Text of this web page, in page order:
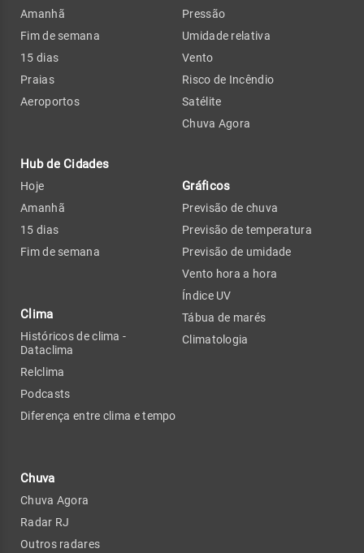
Amanhã
Fim de semana
15 dias
Praias
Aeroportos
Hub de Cidades
Hoje
Amanhã
15 dias
Fim de semana
Clima
Históricos de clima -
Dataclima
Relclima
Podcasts
Diferença entre clima e tempo
Chuva
Chuva Agora
Radar RJ
Outros radares
Pressão
Umidade relativa
Vento
Risco de Incêndio
Satélite
Chuva Agora
Gráficos
Previsão de chuva
Previsão de temperatura
Previsão de umidade
Vento hora a hora
Índice UV
Tábua de marés
Climatologia